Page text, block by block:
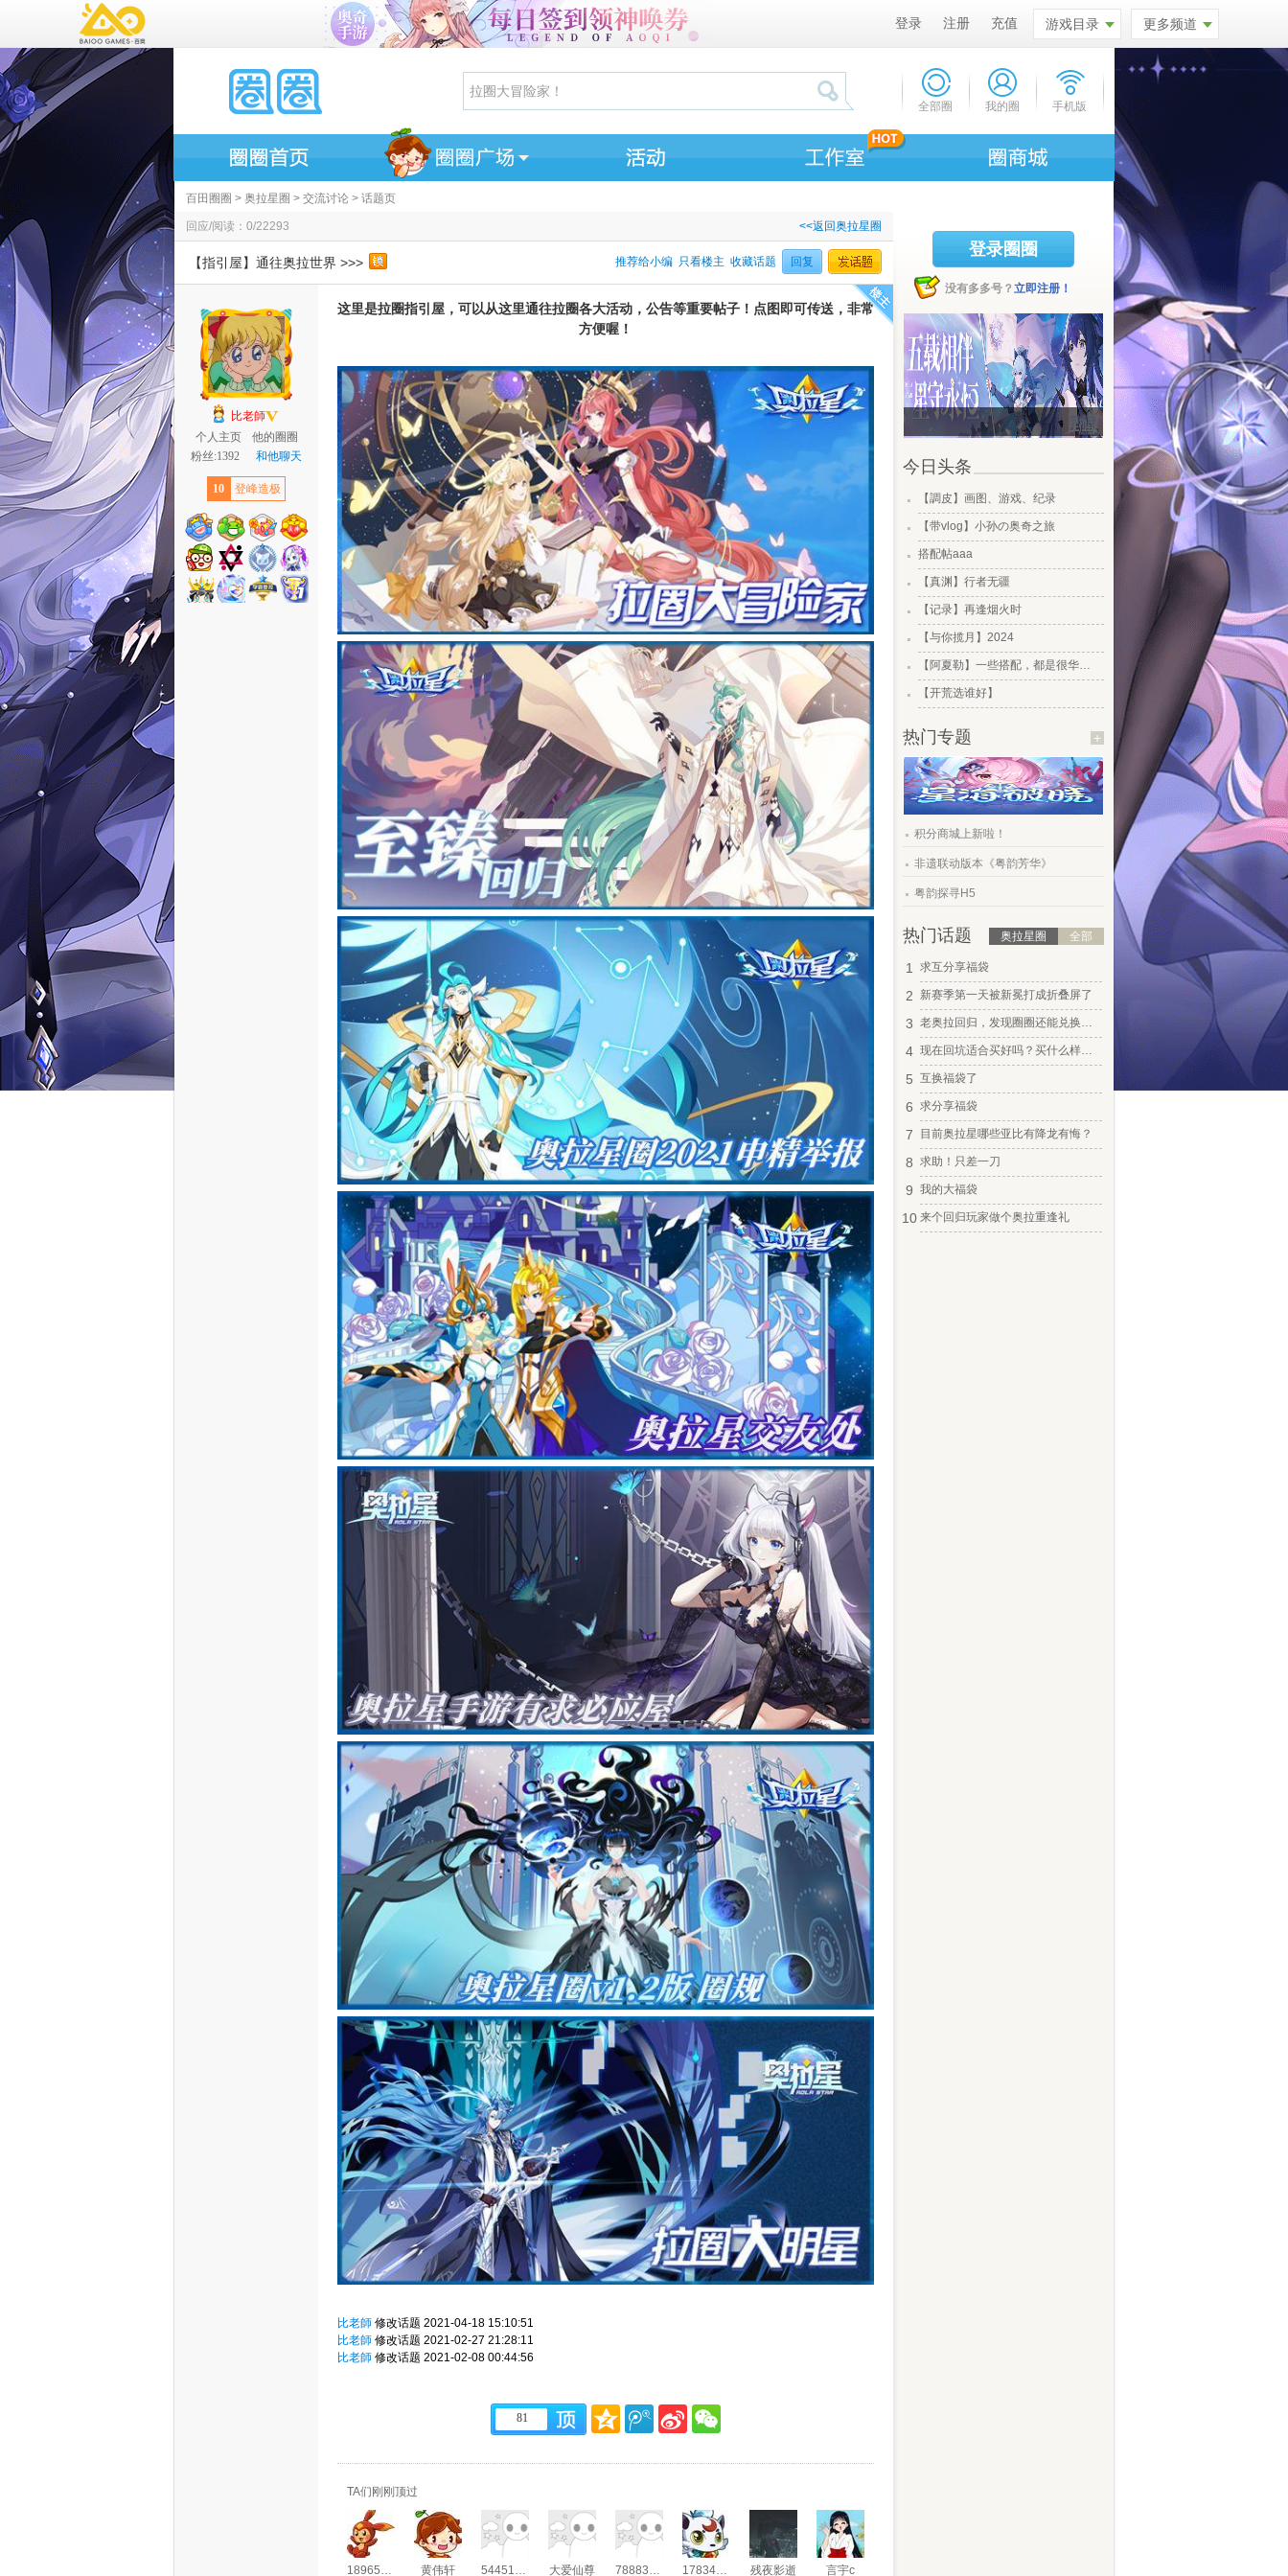
充值 游戏目录 更多频道
登录 注册
全部圈 我的圈 手机版
百田圈圈 > 奥拉星圈 > 交流讨论 > 话题页
<<返回奥拉星圈
回应/阅读：0/22293
【指引屋】通往奥拉世界 >>> 回复
收藏话题
只看楼主
推荐给小编
比老師
个人主页
他的圈圈
粉丝:1392
和他聊天
10 登峰造极
这里是拉圈指引屋，可以从这里通往拉圈各大活动，公告等重要帖子！点图即可传送，非常
方便喔！
比老師 修改话题 2021-04-18 15:10:51
比老師 修改话题 2021-02-27 21:28:11
比老師 修改话题 2021-02-08 00:44:56
81
TA们刚刚顶过
189654936 黄伟轩 544514239 大爱仙尊 788833004 178345726 残夜影逝 言宇c
登录圈圈
没有多多号？ 立即注册！
今日头条
. 【調皮】画图、游戏、纪录
. 【带vlog】小孙の奥奇之旅
. 搭配帖aaa
. 【真渊】行者无疆
. 【记录】再逢烟火时
. 【与你揽月】2024
. 【阿夏勒】一些搭配，都是很华丽的一些搭配
. 【开荒选谁好】
热门专题 +
. 积分商城上新啦！
. 非遗联动版本《粤韵芳华》
. 粤韵探寻H5
热门话题 全部
奥拉星圈
1 求互分享福袋
2 新赛季第一天被新冕打成折叠屏了
3 老奥拉回归，发现圈圈还能兑换奥币？
4 现在回坑适合买好吗？买什么样的？
5 互换福袋了
6 求分享福袋
7 目前奥拉星哪些亚比有降龙有悔？
8 求助！只差一刀
9 我的大福袋
10 来个回归玩家做个奥拉重逢礼